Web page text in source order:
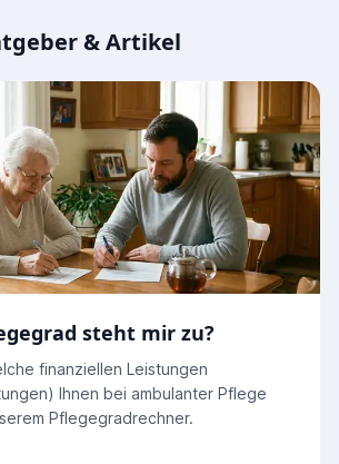
& Artikel
steht mir zu?
finanziellen Leistungen
Ihnen bei ambulanter Pflege
Pflegegradrechner.